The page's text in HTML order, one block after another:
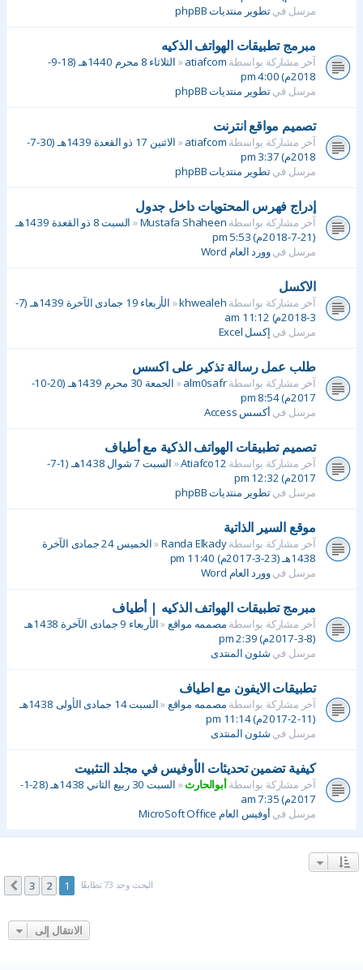
مرسل فيتطوير منتديات phpBB
مبرمج تطبيقات الهواتف الذكيه
آخر مشاركة بواسطةatiafcom
«
الثلاثاء 8 محرم 1440هـ (18-9-
2018م) 4:00 pm
مرسل فيتطوير منتديات phpBB
تصميم مواقع انترنت
آخر مشاركة بواسطةatiafcom
«
الاثنين 17 ذو القعدة 1439هـ (30-7-
2018م) 3:37 pm
مرسل فيتطوير منتديات phpBB
إدراج فهرس المحتويات داخل جدول
آخر مشاركة بواسطةMustafa Shaheen
«
السبت 8 ذو القعدة 1439هـ
مرسل فيوورد العام Word
الاكسل
آخر مشاركة بواسطةkhwealeh
«
الأربعاء 19 جمادى الآخرة 1439هـ (7-
3-2018م) 11:12 am
مرسل فيإكسل Excel
طلب عمل رسالة تذكير على اكسس
آخر مشاركة بواسطةalm0safr
«
الجمعة 30 محرم 1439هـ (20-10-
2017م) 8:54 pm
مرسل فيأكسس Access
تصميم تطبيقات الهواتف الذكية مع أطياف
آخر مشاركة بواسطةAtiafco12
«
السبت 7 شوال 1438هـ (1-7-
2017م) 12:32 pm
مرسل فيتطوير منتديات phpBB
موقع السير الذاتية
آخر مشاركة بواسطةRanda Elkady
«
الخميس 24 جمادى الآخرة
1438هـ (23-3-2017م) 11:40 pm
مرسل فيوورد العام Word
مبرمج تطبيقات الهواتف الذكيه | أطياف
آخر مشاركة بواسطةمصممه مواقع«
الأربعاء 9 جمادى الآخرة 1438هـ
مرسل فيشئون المنتدى
تطبيقات الايفون مع اطياف
آخر مشاركة بواسطةمصممه مواقع«
السبت 14 جمادى الأولى 1438هـ
مرسل فيشئون المنتدى
كيفية تضمين تحديثات الأوفيس في مجلد التثبيت
آخر مشاركة بواسطةأبوالحارث«
السبت 30 ربيع الثاني 1438هـ (28-1-
2017م) 7:35 am
مرسل فيأوفيس العام MicroSoft Office
البحث وجد 73 تطابقًا 1
2
3 التالي
الانتقال إلى